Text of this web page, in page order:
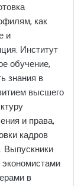
как
и
Институт
обучение,
знания в
высшего
и права,
кадров
Выпускники
в